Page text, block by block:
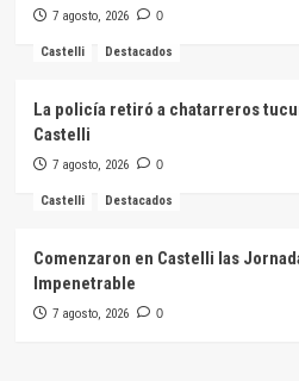
7 agosto, 2026 0
Castelli Destacados
La policía retiró a chatarreros
Castelli
7 agosto, 2026 0
Castelli Destacados
Comenzaron en Castelli las
Impenetrable
7 agosto, 2026 0